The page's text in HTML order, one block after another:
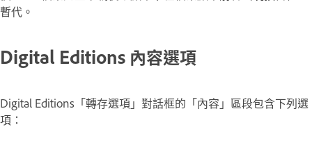
暫代。
Digital Editions 內容選項
Digital Editions「轉存選項」對話框的「內容」區段包含下列選
項：